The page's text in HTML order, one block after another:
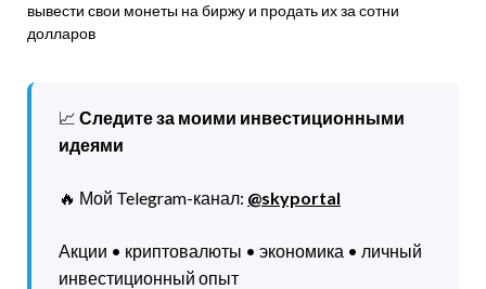
вывести свои монеты на биржу и продать их за сотни
долларов
📈 Следите за моими инвестиционными
идеями
🔥 Мой Telegram-канал: @skyportal
Акции • криптовалюты • экономика • личный
инвестиционный опыт